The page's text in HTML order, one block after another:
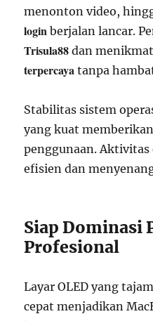
menonton video,
login berjalan lancar.
Trisula88 dan
terpercaya tanpa
Stabilitas sistem
yang kuat
penggunaan.
efisien dan
Siap Dominasi
Profesional
Layar OLED yang
cepat menjadikan